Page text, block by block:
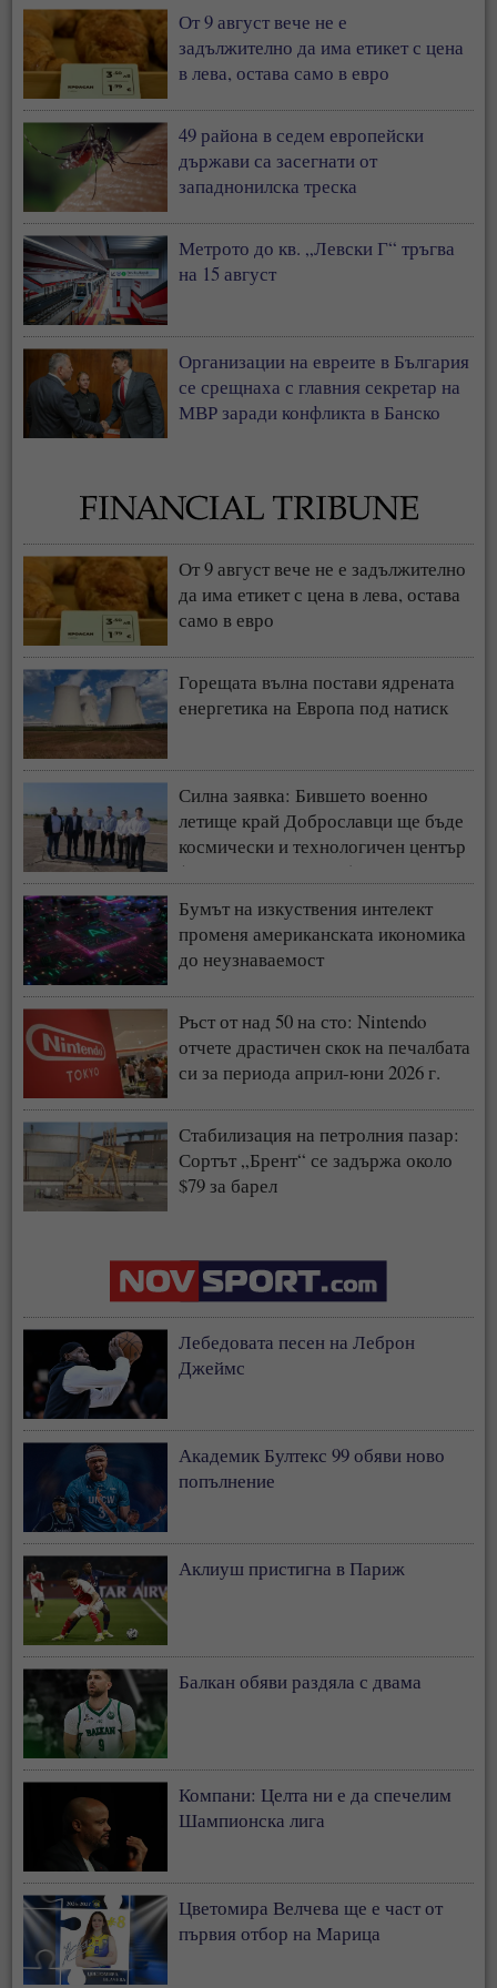
От 9 август вече не е
задължително да има етикет с цена
в лева, остава само в евро
49 района в седем европейски
държави са засегнати от
западнонилска треска
Метрото до кв. „Левски Г“ тръгва
на 15 август
Организации на евреите в България
се срещнаха с главния секретар на
МВР заради конфликта в Банско
От 9 август вече не е задължително
да има етикет с цена в лева, остава
само в евро
Горещата вълна постави ядрената
енергетика на Европа под натиск
Силна заявка: Бившето военно
летище край Доброславци ще бъде
космически и технологичен център
(СНИМКИ + ВИДЕО)
Бумът на изкуствения интелект
променя американската икономика
до неузнаваемост
Ръст от над 50 на сто: Nintendo
отчете драстичен скок на печалбата
си за периода април-юни 2026 г.
Стабилизация на петролния пазар:
Сортът „Брент“ се задържа около
$79 за барел
Лебедовата песен на Леброн
Джеймс
Академик Бултекс 99 обяви ново
попълнение
Аклиуш пристигна в Париж
Балкан обяви раздяла с двама
Компани: Целта ни е да спечелим
Шампионска лига
Цветомира Велчева ще е част от
първия отбор на Марица